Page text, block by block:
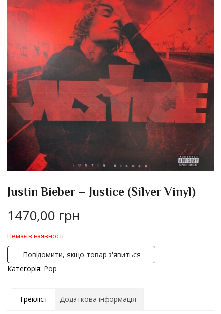
Justin Bieber – Justice (Silver Vinyl)
1470,00 грн
Немає в наявності
Повідомити, якщо товар з'явиться
Категорія: Pop
Трекліст Додаткова інформація